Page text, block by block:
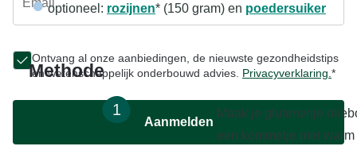
optioneel: rozijnen* (150 gram) en poedersuiker
Methode
1
Maak je glutenvrije
een kommetje met
Email
Ontvang al onze aanbiedingen, de nieuwste gezondheidstips
en wetenschappelijk onderbouwd advies. Privacyverklaring. *
Aanmelden